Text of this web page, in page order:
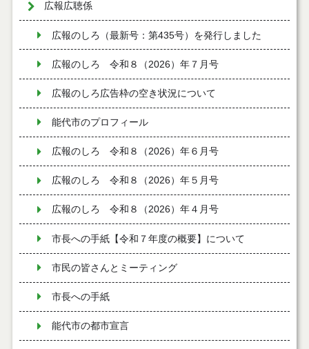
広報広聴係
広報のしろ（最新号：第435号）を発行しました
広報のしろ 令和８（2026）年７月号
広報のしろ広告枠の空き状況について
能代市のプロフィール
広報のしろ 令和８（2026）年６月号
広報のしろ 令和８（2026）年５月号
広報のしろ 令和８（2026）年４月号
市長への手紙【令和７年度の概要】について
市民の皆さんとミーティング
市長への手紙
能代市の都市宣言